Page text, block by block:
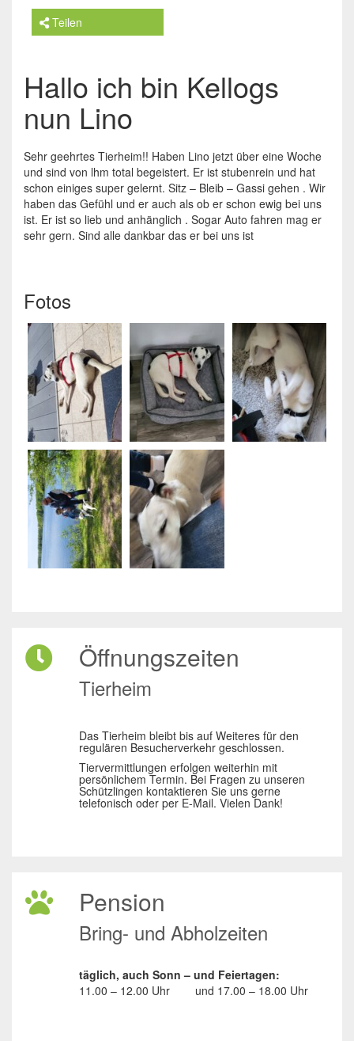
Teilen
Hallo ich bin Kellogs
nun Lino
Sehr geehrtes Tierheim!! Haben Lino jetzt über eine Woche
und sind von lhm total begeistert. Er ist stubenrein und hat
schon einiges super gelernt. Sitz – Bleib – Gassi gehen . Wir
haben das Gefühl und er auch als ob er schon ewig bei uns
ist. Er ist so lieb und anhänglich . Sogar Auto fahren mag er
sehr gern. Sind alle dankbar das er bei uns ist
Fotos
Öffnungszeiten
Tierheim
Das Tierheim bleibt bis auf Weiteres für den
regulären Besucherverkehr geschlossen.
Tiervermittlungen erfolgen weiterhin mit
persönlichem Termin. Bei Fragen zu unseren
Schützlingen kontaktieren Sie uns gerne
telefonisch oder per E-Mail. Vielen Dank!
Pension
Bring- und Abholzeiten
täglich, auch Sonn – und Feiertagen:
11.00 – 12.00 Uhr
und 17.00 – 18.00 Uhr